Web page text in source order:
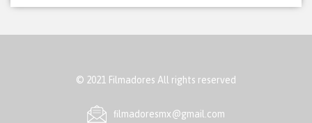
© 2021 Filmadores All rights reserved
ﬁlmadoresmx@gmail.com